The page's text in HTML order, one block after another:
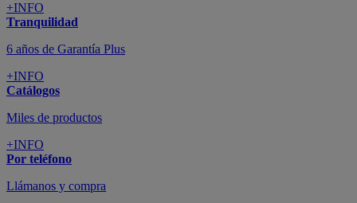
+INFO
Tranquilidad
6 años de Garantía Plus
+INFO
Catálogos
Miles de productos
+INFO
Por teléfono
Llámanos y compra